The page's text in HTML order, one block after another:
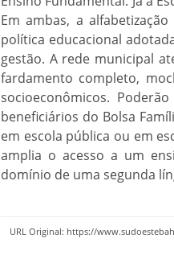
Em ambas, a
política educacional
gestão. A rede municipal
fardamento completo,
socioeconômicos.
beneficiários do Bolsa
em escola pública ou em
amplia o acesso a um
domínio de uma segunda
URL Original: https://